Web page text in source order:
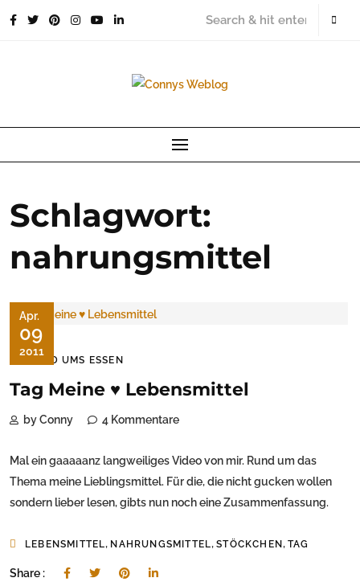
Schlagwort:
nahrungsmittel
Apr.
09
2011
RUND UMS ESSEN
Tag Meine ♥ Lebensmittel
by Conny 4 Kommentare
Mal ein gaaaaanz langweiliges Video von mir. Rund um das
Thema meine Lieblingsmittel. Für die, die nicht gucken wollen
sondern lieber lesen, gibts nun noch eine Zusammenfassung.
LEBENSMITTEL, NAHRUNGSMITTEL,STÖCKCHEN,TAG
Share :